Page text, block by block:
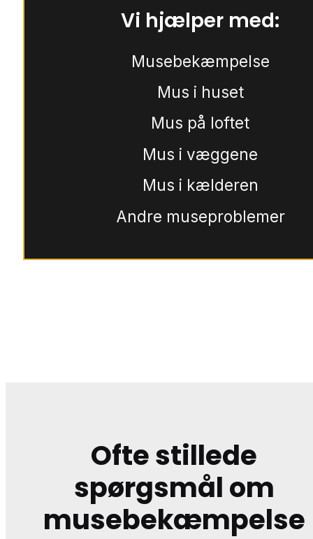
Vi hjælper med:
Musebekæmpelse
Mus i huset
Mus på loftet
Mus i væggene
Mus i kælderen
Andre museproblemer
Ofte stillede
spørgsmål om
musebekæmpelse